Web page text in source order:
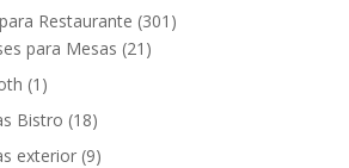
Restaurante (301)
para Mesas (21)
(1)
Bistro (18)
exterior (9)